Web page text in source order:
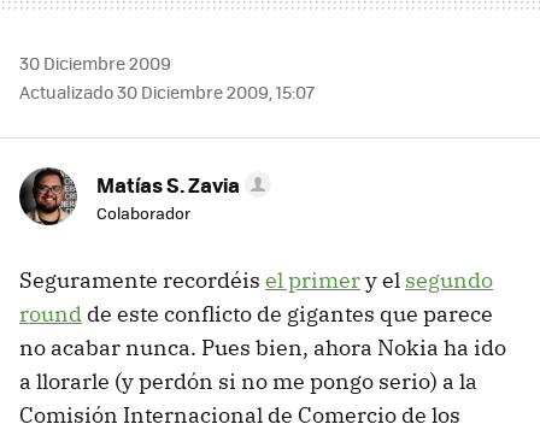
30 Diciembre 2009
Actualizado 30 Diciembre 2009, 15:07
Matías S. Zavia
Colaborador
Seguramente recordéis el primery el segundo
round de este conflicto de gigantes que parece
no acabar nunca. Pues bien, ahora Nokia ha ido
a llorarle (y perdón si no me pongo serio) a la
Comisión Internacional de Comercio de los